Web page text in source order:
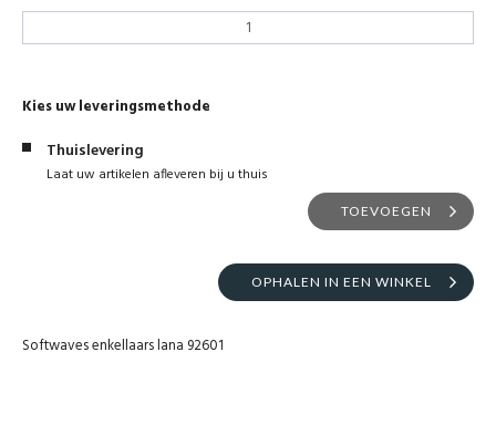
Kies uw leveringsmethode
Thuislevering
Laat uw artikelen afleveren bij u thuis
TOEVOEGEN
OPHALEN IN EEN WINKEL
Softwaves enkellaars lana 92601